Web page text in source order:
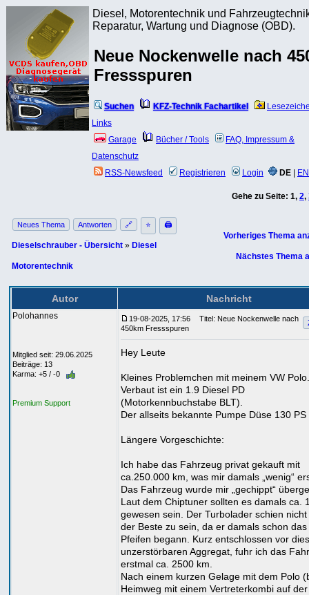
Diesel, Motorentechnik und
Reparatur, Wartung und Diagnose (OBD).
Neue Nockenwelle nach
Fressspuren
Suchen KFZ-Technik Fachartikel
Links
Garage
Bücher / Tools
FAQ, Impressum &
Datenschutz
RSS-Newsfeed
Registrieren Login DE EN
Gehe zu Seite: 1, 2,
Neues Thema Antworten 🔗 ⭐ 🖨
Dieselschrauber - Übersicht » Diesel
Motorentechnik
Vorheriges Thema
Nächstes Thema
Autor Nachricht
Polohannes
Mitglied seit: 29.06.2025
Beiträge: 13
Karma: +5 / -0
Premium Support
19-08-2025, 17:56
Titel: Neue Nockenwelle nach
450km Fressspuren
Hey Leute
Kleines Problemchen mit meinem VW Polo.
Verbaut ist ein 1.9 Diesel PD
(Motorkennbuchstabe BLT).
Der allseits bekannte Pumpe Düse 130 PS
Längere Vorgeschichte:
Ich habe das Fahrzeug privat gekauft mit
ca.250.000 km, was mir damals „wenig“
Das Fahrzeug wurde mir „gechippt“
Laut dem Chiptuner sollten es damals ca.
gewesen sein. Der Turbolader schien
der Beste zu sein, da er damals schon das
Pfeifen begann. Kurz entschlossen vor
unzerstörbaren Aggregat, fuhr ich das
erstmal ca. 2500 km.
Nach einem kurzen Gelage mit dem Polo
Heimweg mit einem Vertreterkombi auf